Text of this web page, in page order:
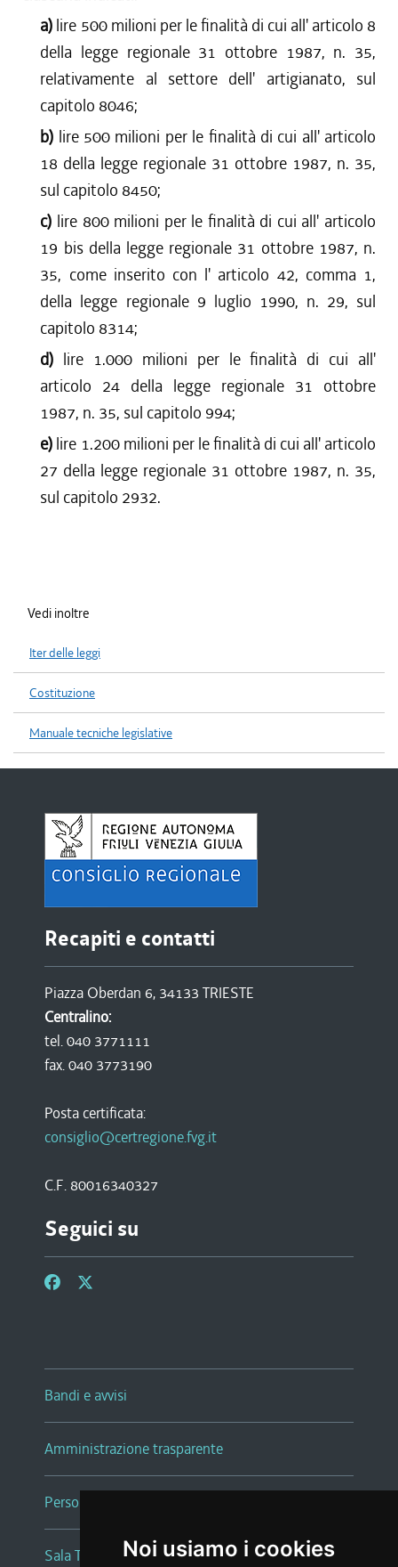
Noi usiamo i cookies
a) lire 500 milioni per le finalità di cui all' articolo 8
della legge regionale 31 ottobre 1987, n. 35,
relativamente al settore dell' artigianato, sul
capitolo 8046;
b) lire 500 milioni per le finalità di cui all' articolo
18 della legge regionale 31 ottobre 1987, n. 35,
sul capitolo 8450;
c) lire 800 milioni per le finalità di cui all' articolo
19 bis della legge regionale 31 ottobre 1987, n.
35, come inserito con l' articolo 42, comma 1,
della legge regionale 9 luglio 1990, n. 29, sul
capitolo 8314;
d) lire 1.000 milioni per le finalità di cui all'
articolo 24 della legge regionale 31 ottobre
1987, n. 35, sul capitolo 994;
e) lire 1.200 milioni per le finalità di cui all' articolo
27 della legge regionale 31 ottobre 1987, n. 35,
sul capitolo 2932.
Vedi inoltre
Iter delle leggi
Costituzione
Manuale tecniche legislative
Recapiti e contatti
Piazza Oberdan 6, 34133 TRIESTE
Centralino:
tel. 040 3771111
fax. 040 3773190
Posta certificata:
consiglio@certregione.fvg.it
C.F. 80016340327
Seguici su
Bandi e avvisi
Amministrazione trasparente
Persone e Uffici
Sala Tiziano Tessitori